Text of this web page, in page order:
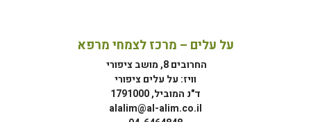
על עלים – מרכז לצמחי מרפא
החרובים 8, מושב ציפורי
וויז: על עלים ציפורי
ד"נ המוביל, 1791000
alalim@al-alim.co.il